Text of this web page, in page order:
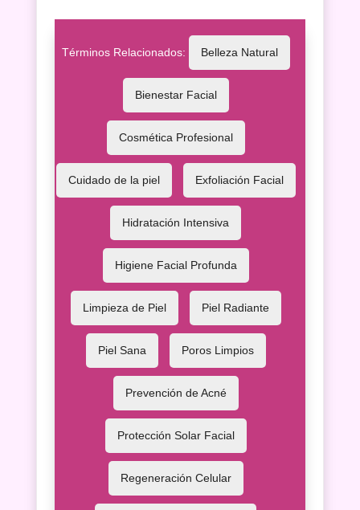
Términos Relacionados: Belleza Natural
Bienestar Facial
Cosmética Profesional
Cuidado de la piel Exfoliación Facial
Hidratación Intensiva
Higiene Facial Profunda
Limpieza de Piel Piel Radiante
Piel Sana Poros Limpios
Prevención de Acné
Protección Solar Facial
Regeneración Celular